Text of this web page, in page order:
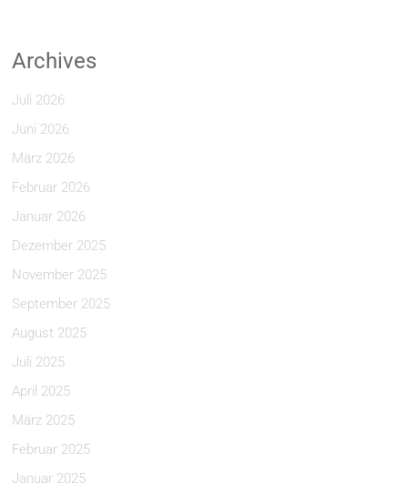
Archives
Juli 2026
Juni 2026
März 2026
Februar 2026
Januar 2026
Dezember 2025
November 2025
September 2025
August 2025
Juli 2025
April 2025
März 2025
Februar 2025
Januar 2025